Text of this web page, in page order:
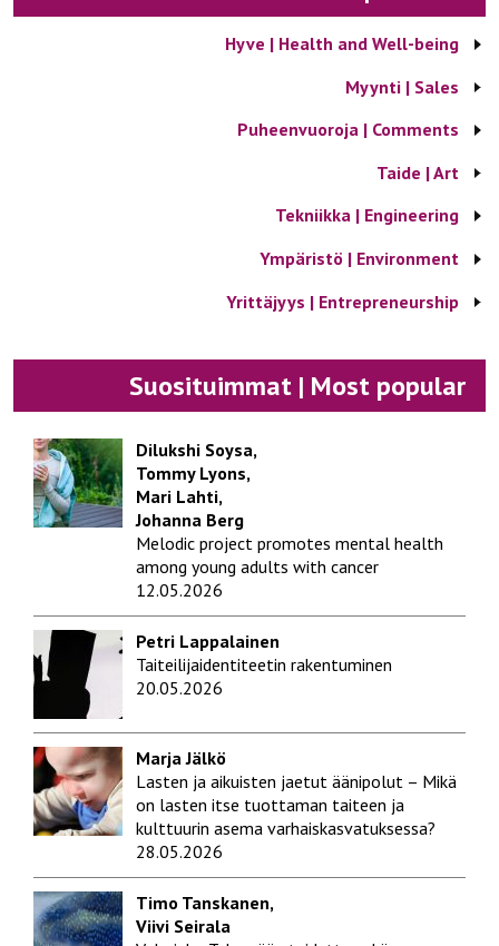
Hyve | Health and Well-being
Myynti | Sales
Puheenvuoroja | Comments
Taide | Art
Tekniikka | Engineering
Ympäristö | Environment
Yrittäjyys | Entrepreneurship
Suosituimmat | Most popular
Dilukshi Soysa,
Tommy Lyons,
Mari Lahti,
Johanna Berg
Melodic project promotes mental health
among young adults with cancer
12.05.2026
Petri Lappalainen
Taiteilijaidentiteetin rakentuminen
20.05.2026
Marja Jälkö
Lasten ja aikuisten jaetut äänipolut – Mikä
on lasten itse tuottaman taiteen ja
kulttuurin asema varhaiskasvatuksessa?
28.05.2026
Timo Tanskanen,
Viivi Seirala